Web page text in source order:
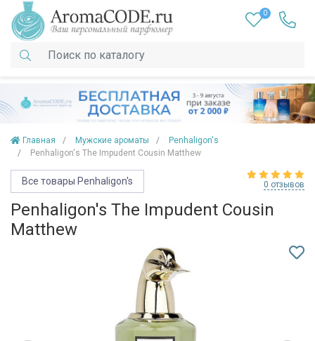
0
Главная Мужские ароматы
Penhaligon's
Penhaligon's The Impudent Cousin Matthew
Все товары Penhaligon's 0 отзывов
Penhaligon's The Impudent Cousin
Matthew